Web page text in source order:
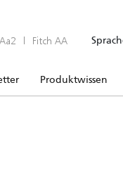
| Fitch AA
Produktwissen